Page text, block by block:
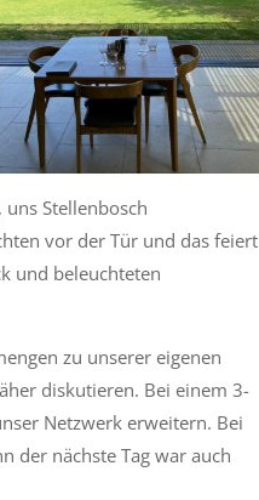
Stellenbosch
vor der Tür und das feiert
und beleuchteten
zu unserer eigenen
diskutieren. Bei einem 3-
Netzwerk erweitern. Bei
der nächste Tag war auch